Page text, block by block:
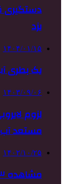
یزد
۱۴۰۴/۰۱/۱۵
یک بطری
۱۴۰۳/۰۹/۰۶
لزوم
مستعد
۱۴۰۲/۱۰/۲۵
مشاهده ۳ قلاده یوزپلنگ در شاهرود